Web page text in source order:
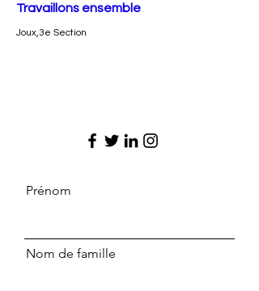
Travaillons ensemble
Joux,3e Section
Prénom
Nom de famille